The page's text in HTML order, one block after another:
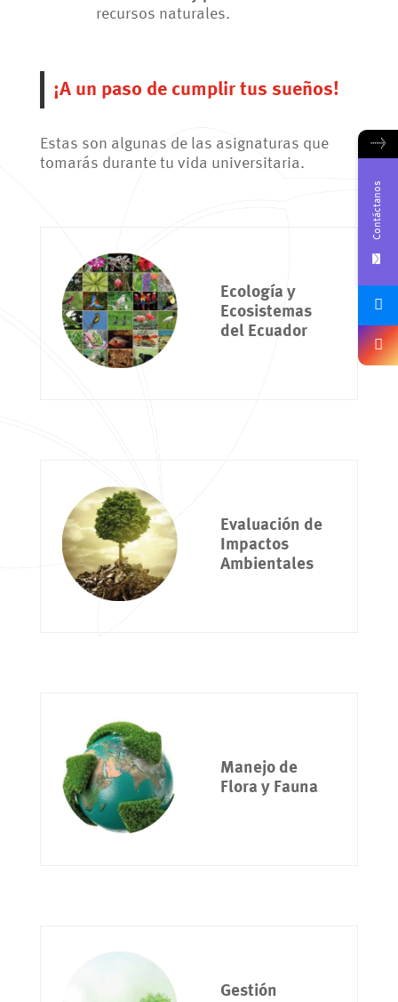
recursos naturales.
¡A un paso de cumplir tus sueños!
Estas son algunas de las asignaturas que
tomarás durante tu vida universitaria.
Ecología y
Ecosistemas
del Ecuador
Evaluación de
Impactos
Ambientales
Manejo de
Flora y Fauna
Gestión
→
Contáctanos